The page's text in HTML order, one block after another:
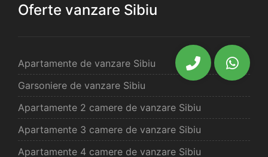
Oferte vanzare Sibiu
Apartamente de vanzare Sibiu
Garsoniere de vanzare Sibiu
Apartamente 2 camere de vanzare Sibiu
Apartamente 3 camere de vanzare Sibiu
Apartamente 4 camere de vanzare Sibiu